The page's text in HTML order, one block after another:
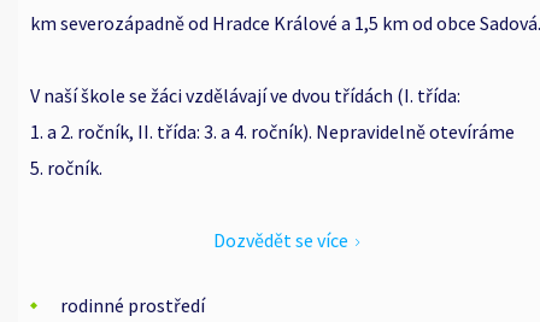
km severozápadně od Hradce Králové a 1,5 km od obce Sadová.
V naší škole se žáci vzdělávají ve dvou třídách (I. třída:
1. a 2. ročník, II. třída: 3. a 4. ročník). Nepravidelně otevíráme
5. ročník.
Dozvědět se více
rodinné prostředí